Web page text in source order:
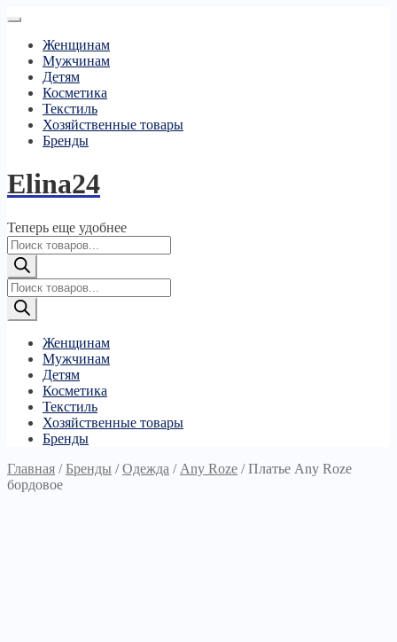
Женщинам
Мужчинам
Детям
Косметика
Текстиль
Хозяйственные товары
Бренды
Elina24
Теперь еще удобнее
Поиск
товаров
Поиск
товаров
Женщинам
Мужчинам
Детям
Косметика
Текстиль
Хозяйственные товары
Бренды
Главная /Бренды /Одежда / Any Roze /Платье Any Roze
бордовое